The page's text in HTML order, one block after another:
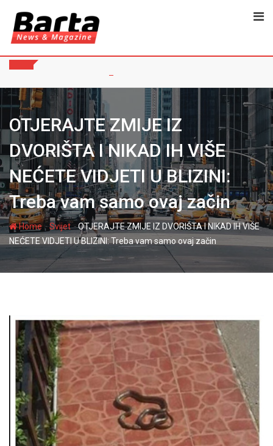
content
OTJERAJTE ZMIJE IZ
DVORIŠTA I NIKAD IH VIŠE
NEĆETE VIDJETI U BLIZINI:
Treba vam samo ovaj začin
Home-Svijet-OTJERAJTE ZMIJE IZ DVORIŠTA I NIKAD IH VIŠE
NEĆETE VIDJETI U BLIZINI: Treba vam samo ovaj začin